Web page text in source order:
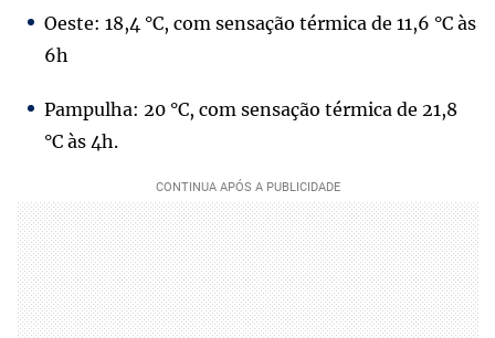
Oeste: 18,4 °C, com sensação térmica de 11,6 °C às
6h
Pampulha: 20 °C, com sensação térmica de 21,8
°C às 4h.